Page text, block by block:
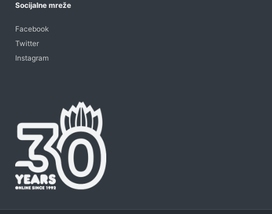
Socijalne mreže
Facebook
Twitter
Instagram